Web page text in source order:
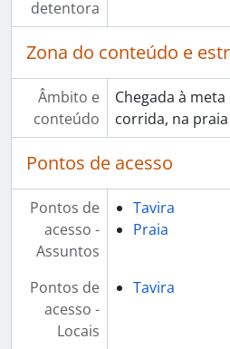
detentora
Zona do conteúdo e
Âmbito e
conteúdo
Chegada à
corrida, na
Pontos de acesso
Pontos de
acesso -
Assuntos
Tavira
Praia
Pontos de
acesso -
Locais
Tavira